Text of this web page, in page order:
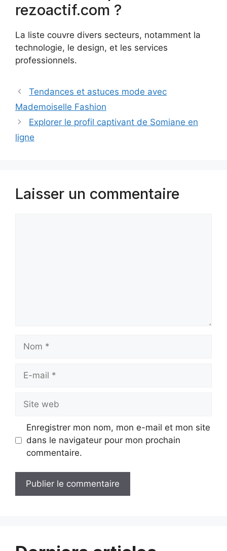
rezoactif.com ?
La liste couvre divers secteurs, notamment la
technologie, le design, et les services
professionnels.
Tendances et astuces mode avec
Mademoiselle Fashion
Explorer le profil captivant de Somiane en
ligne
Laisser un commentaire
mail
web
Enregistrer mon nom, mon e-mail et mon site
dans le navigateur pour mon prochain
commentaire.